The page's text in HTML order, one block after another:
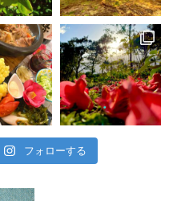
フォローする